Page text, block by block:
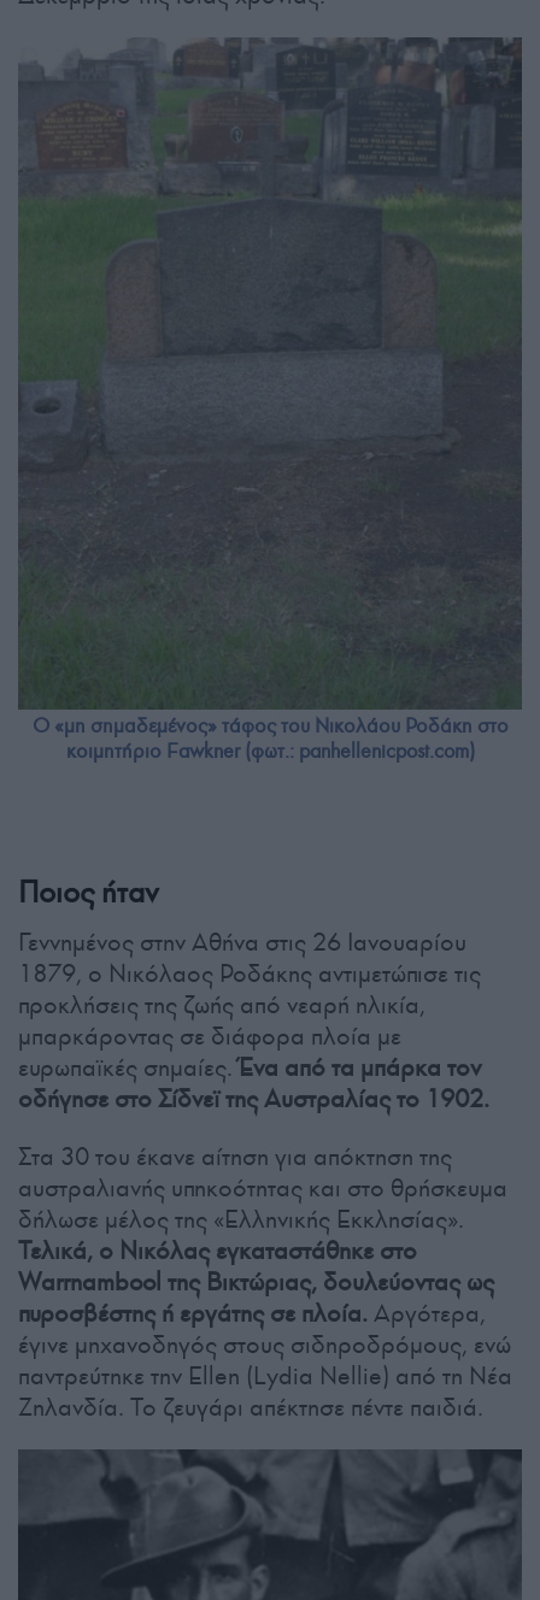
Ο «μη σημαδεμένος» τάφος του Νικολάου Ροδάκη στο
κοιμητήριο Fawkner (φωτ.: panhellenicpost.com)
Ποιος ήταν
Γεννημένος στην Αθήνα στις 26 Ιανουαρίου
1879, ο Νικόλαος Ροδάκης αντιμετώπισε τις
προκλήσεις της ζωής από νεαρή ηλικία,
μπαρκάροντας σε διάφορα πλοία με
ευρωπαϊκές σημαίες.Ένα από τα μπάρκα τον
οδήγησε στο Σίδνεϊ της Αυστραλίας το 1902.
Στα 30 του έκανε αίτηση για απόκτηση της
αυστραλιανής υπηκοότητας και στο θρήσκευμα
δήλωσε μέλος της «Ελληνικής Εκκλησίας».
Τελικά, ο Νικόλας εγκαταστάθηκε στο
Warrnambool της Βικτώριας, δουλεύοντας ως
πυροσβέστης ή εργάτης σε πλοία. Αργότερα,
έγινε μηχανοδηγός στους σιδηροδρόμους, ενώ
παντρεύτηκε την Ellen (Lydia Nellie) από τη Νέα
Ζηλανδία. Το ζευγάρι απέκτησε πέντε παιδιά.